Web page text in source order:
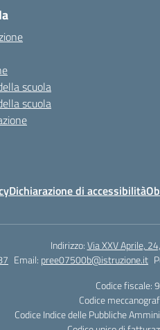
scuola
scuola
Dichiarazione di accessibilità
Indirizzo:Via XXV Aprile,
Email: pree07500b@istruzione.it
Codice fiscale:
Codice
Codice Indice delle Pubbliche